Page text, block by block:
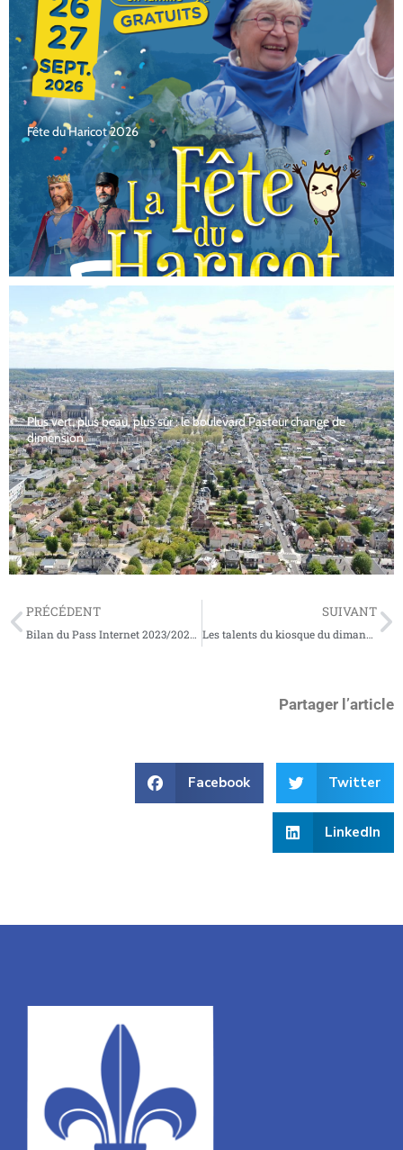
Fête du Haricot 2026
Plus vert, plus beau, plus sûr : le boulevard Pasteur change de
dimension
PRÉCÉDENT
Bilan du Pass Internet 2023/2024 : Sensibilisation et éducation numérique pour les enfants
SUIVANT
Les talents du kiosque du dimanche 30 juin 2024 : une journée musicale inoubliable
Partager l’article
Facebook Twitter
LinkedIn